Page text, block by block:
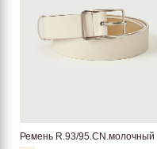
Ремень R.93/95.CN.молочный